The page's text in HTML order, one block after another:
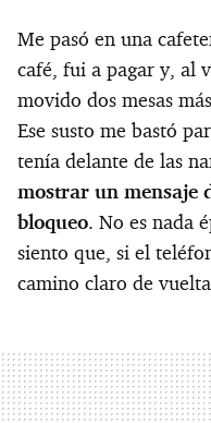
Me pasó en una
café, fui a pagar y, al
movido dos mesas
Ese susto me bastó
tenía delante de las
mostrar un mensaje
bloqueo. No es nada
siento que, si el
camino claro de